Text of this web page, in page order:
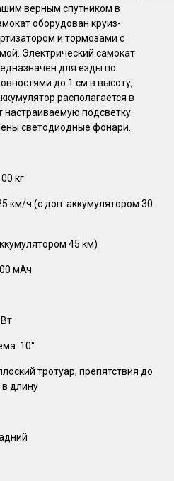
верным спутником в
оборудован круиз-
и тормозами с
Электрический самокат
для езды по
до 1 см в высоту,
располагается в
настраиваемую подсветку.
светодиодные фонари.
кг
км/ч (с доп. аккумулятором 30
45 км)
мАч
10°
тротуар, препятствия до
длину